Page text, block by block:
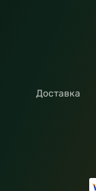
Доставка